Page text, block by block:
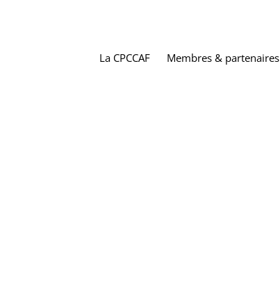
La CPCCAF Membres & partenaires